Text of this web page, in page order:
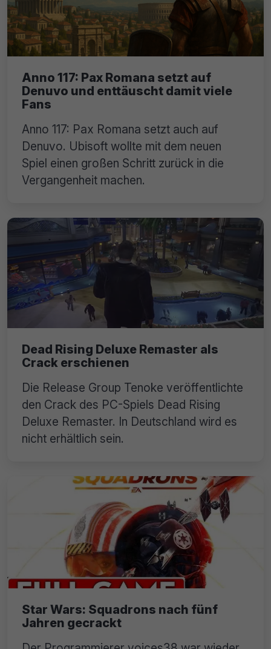
Anno 117: Pax Romana setzt auf
Denuvo und enttäuscht damit viele
Fans
Anno 117: Pax Romana setzt auch auf
Denuvo. Ubisoft wollte mit dem neuen
Spiel einen großen Schritt zurück in die
Vergangenheit machen.
Dead Rising Deluxe Remaster als
Crack erschienen
Die Release Group Tenoke veröffentlichte
den Crack des PC-Spiels Dead Rising
Deluxe Remaster. In Deutschland wird es
nicht erhältlich sein.
Star Wars: Squadrons nach fünf
Jahren gecrackt